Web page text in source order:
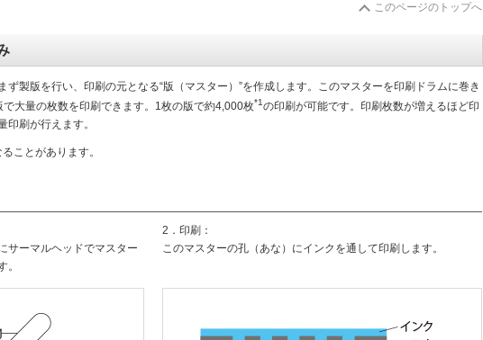
このページのトップへ
ず製版を行い、印刷の元となる“版（マスター）”を作成します。このマスターを印刷ドラムに巻き
大量の枚数を印刷できます。1枚の版で約4,000枚*1の印刷が可能です。印刷枚数が増えるほど印
印刷が行えます。
ことがあります。
サーマルヘッドでマスター
。
2．印刷：
このマスターの孔（あな）にインクを通して印刷します。